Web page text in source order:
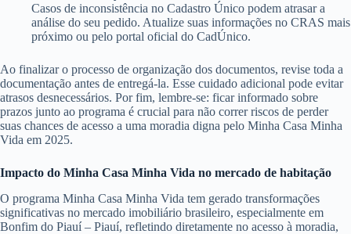
Casos de inconsistência no Cadastro Único podem atrasar a
análise do seu pedido. Atualize suas informações no CRAS mais
próximo ou pelo portal oficial do CadÚnico.
Ao finalizar o processo de organização dos documentos, revise toda a
documentação antes de entregá-la. Esse cuidado adicional pode evitar
atrasos desnecessários. Por fim, lembre-se: ficar informado sobre
prazos junto ao programa é crucial para não correr riscos de perder
suas chances de acesso a uma moradia digna pelo Minha Casa Minha
Vida em 2025.
Impacto do Minha Casa Minha Vida no mercado de habitação
O programa Minha Casa Minha Vida tem gerado transformações
significativas no mercado imobiliário brasileiro, especialmente em
Bonfim do Piauí – Piauí, refletindo diretamente no acesso à moradia,